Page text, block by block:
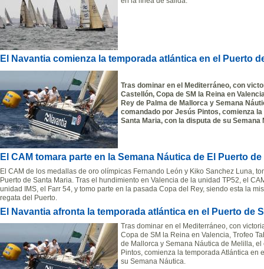
El Navantia comienza la temporada atlántica en el Puerto
Tras dominar en el Mediterráneo, con
Castellón, Copa de SM la Reina en
Rey de Palma de Mallorca y Semana
comandado por Jesús Pintos, comienza
Santa Maria, con la disputa de su Semana
El CAM tomara parte en la Semana Náutica de El Puerto
El CAM de los medallas de oro olímpicas Fernando León y Kiko Sanchez Luna,
Puerto de Santa Maria. Tras el hundimiento en Valencia de la unidad TP52, el
unidad IMS, el Farr 54, y tomo parte en la pasada Copa del Rey, siendo esta la
regata del Puerto.
El Navantia afronta la temporada atlántica en el Puerto de
Tras dominar en el Mediterráneo, con
Copa de SM la Reina en Valencia, Trofeo
de Mallorca y Semana Náutica de Melilla,
Pintos, comienza la temporada Atlántica en
su Semana Náutica.